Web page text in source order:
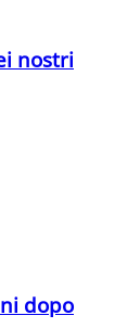
nostri
dopo